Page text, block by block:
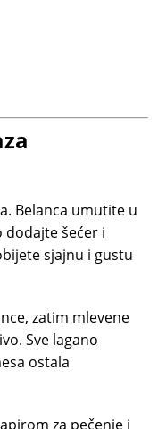
Belanca umutite u
dodajte šećer i
sjajnu i gustu
zatim mlevene
Sve lagano
ostala
za pečenje i